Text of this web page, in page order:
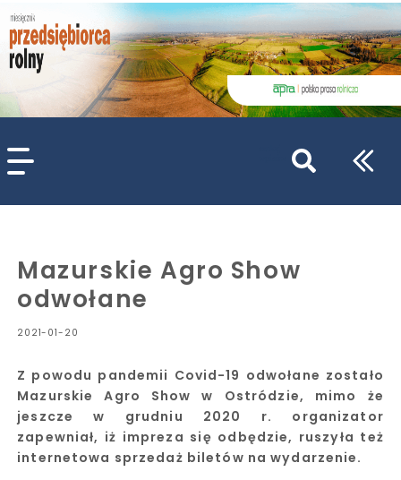
Mazurskie Agro Show
odwołane
2021-01-20
Z powodu pandemii Covid-19 odwołane zostało
Mazurskie Agro Show w Ostródzie, mimo że
jeszcze w grudniu 2020 r. organizator
zapewniał, iż impreza się odbędzie, ruszyła też
internetowa sprzedaż biletów na wydarzenie.